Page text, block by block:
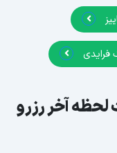
فرایدی
لحظه آخر رزرو